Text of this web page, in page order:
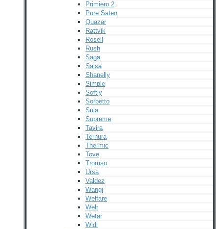
Primiero 2
Pure Saten
Quazar
Rattvik
Rosell
Rush
Saga
Salsa
Shanelly
Simple
Softly
Sorbetto
Sula
Supreme
Tavira
Ternura
Thermic
Tove
Tromso
Ursa
Valdez
Wangi
Welfare
Welt
Wetar
Widi